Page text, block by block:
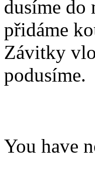
dusíme do
přidáme
Závitky
podusíme.
You have